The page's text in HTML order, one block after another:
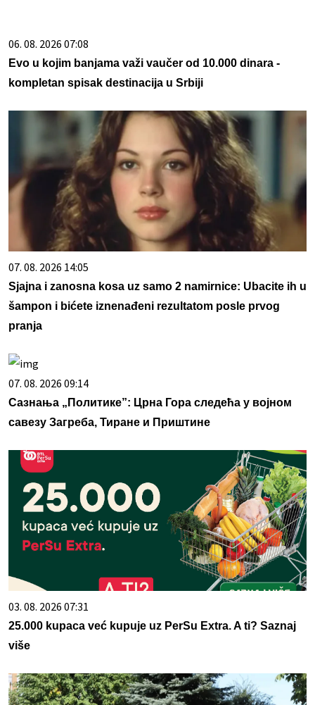
06. 08. 2026 07:08
Evo u kojim banjama važi vaučer od 10.000 dinara -
kompletan spisak destinacija u Srbiji
07. 08. 2026 14:05
Sjajna i zanosna kosa uz samo 2 namirnice: Ubacite ih u
šampon i bićete iznenađeni rezultatom posle prvog
pranja
07. 08. 2026 09:14
Сазнања „Политике”: Црна Гора следећа у војном
савезу Загреба, Тиране и Приштине
03. 08. 2026 07:31
25.000 kupaca već kupuje uz PerSu Extra. A ti? Saznaj
više